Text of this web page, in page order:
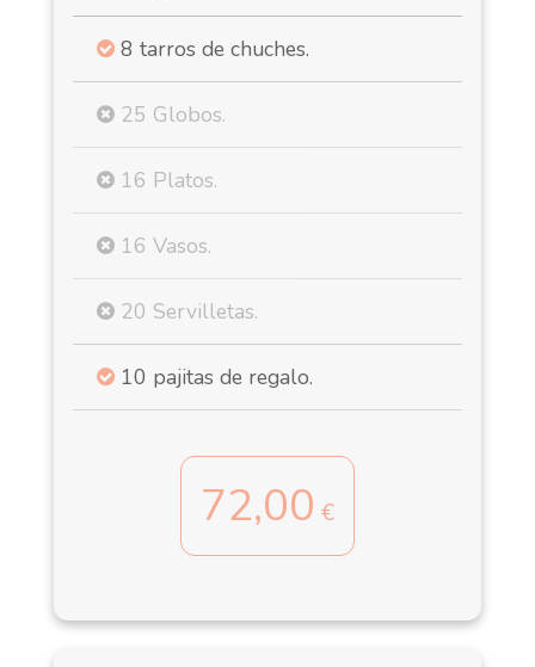
8 tarros de chuches.
25 Globos.
16 Platos.
16 Vasos.
20 Servilletas.
10 pajitas de regalo.
72,00 €